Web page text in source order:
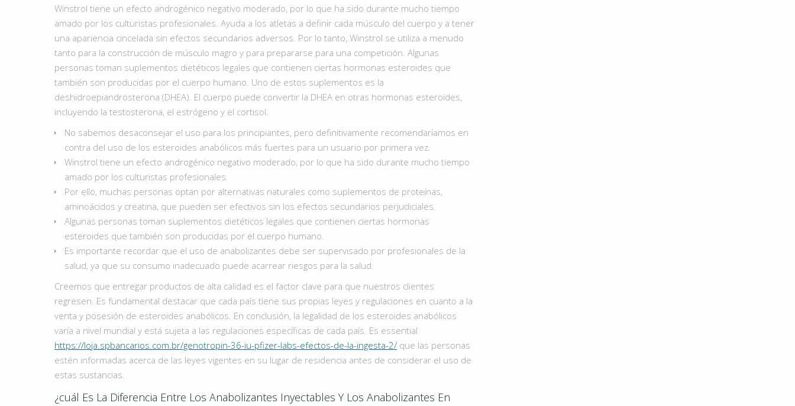
Winstrol tiene un efecto androgénico negativo moderado, por lo que ha sido durante mucho tiempo
amado por los culturistas profesionales. Ayuda a los atletas a definir cada músculo del cuerpo y a tener
una apariencia cincelada sin efectos secundarios adversos. Por lo tanto, Winstrol se utiliza a menudo
tanto para la construcción de músculo magro y para prepararse para una competición. Algunas
personas toman suplementos dietéticos legales que contienen ciertas hormonas esteroides que
también son producidas por el cuerpo humano. Uno de estos suplementos es la
deshidroepiandrosterona (DHEA). El cuerpo puede convertir la DHEA en otras hormonas esteroides,
incluyendo la testosterona, el estrógeno y el cortisol.
No sabemos desaconsejar el uso para los principiantes, pero definitivamente recomendaríamos en
contra del uso de los esteroides anabólicos más fuertes para un usuario por primera vez.
Winstrol tiene un efecto androgénico negativo moderado, por lo que ha sido durante mucho tiempo
amado por los culturistas profesionales.
Por ello, muchas personas optan por alternativas naturales como suplementos de proteínas,
aminoácidos y creatina, que pueden ser efectivos sin los efectos secundarios perjudiciales.
Algunas personas toman suplementos dietéticos legales que contienen ciertas hormonas
esteroides que también son producidas por el cuerpo humano.
Es importante recordar que el uso de anabolizantes debe ser supervisado por profesionales de la
salud, ya que su consumo inadecuado puede acarrear riesgos para la salud.
Creemos que entregar productos de alta calidad es el factor clave para que nuestros clientes
regresen. Es fundamental destacar que cada país tiene sus propias leyes y regulaciones en cuanto a la
venta y posesión de esteroides anabólicos. En conclusión, la legalidad de los esteroides anabólicos
varía a nivel mundial y está sujeta a las regulaciones específicas de cada país. Es essential
https://loja.spbancarios.com.br/genotropin-36-iu-pfizer-labs-efectos-de-la-ingesta-2/ que las personas
estén informadas acerca de las leyes vigentes en su lugar de residencia antes de considerar el uso de
estas sustancias.
¿cuál Es La Diferencia Entre Los Anabolizantes Inyectables Y Los Anabolizantes En